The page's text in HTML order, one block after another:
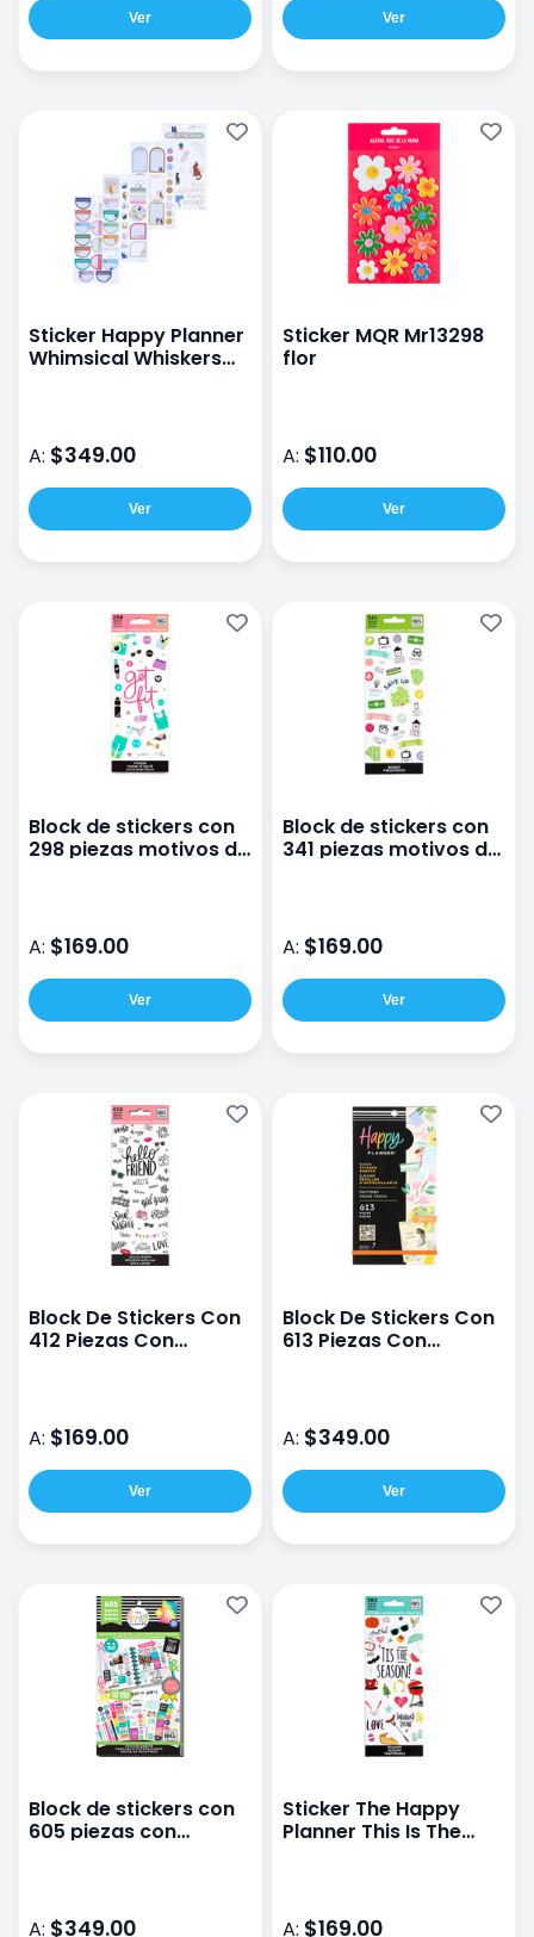
Ver Ver
Sticker Happy Planner
Whimsical Whiskers
A: $349.00
Ver
Sticker MQR Mr13298
flor
A: $110.00
Ver
Block de stickers con
298 piezas motivos de
A: $169.00
Ver
Block de stickers con
341 piezas motivos de
A: $169.00
Ver
Block De Stickers Con
412 Piezas Con
A: $169.00
Ver
Block De Stickers Con
613 Piezas Con
A: $349.00
Ver
Block de stickers con
605 piezas con
A: $349.00
Sticker The Happy
Planner This Is The
A: $169.00